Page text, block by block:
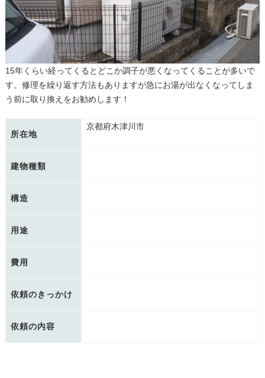
15年くらい経ってくるとどこか調子が悪くなってくることが多いで
す。修理を繰り返す方法もありますが急にお湯が出なくなってしま
う前に取り換えをお勧めします！
所在地
京都府木津川市
建物種類
構造
用途
費用
依頼のきっかけ
依頼の内容